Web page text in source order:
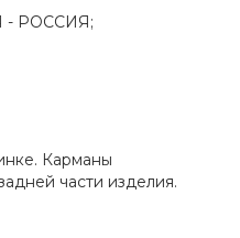
- РОССИЯ;
Карманы
части изделия.